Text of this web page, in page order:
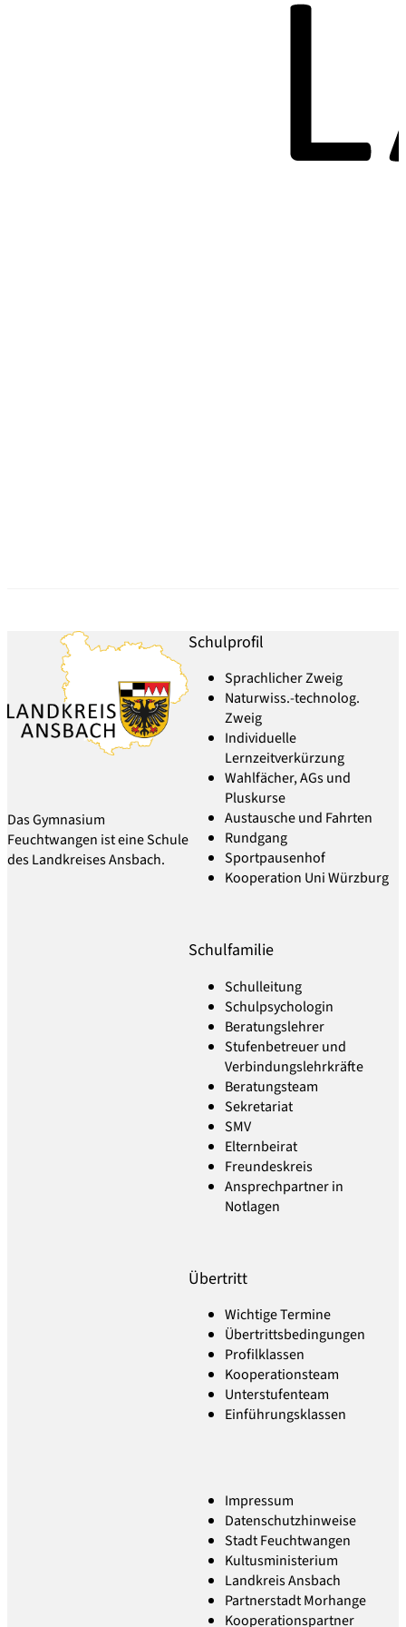
Das Gymnasium
Feuchtwangen ist eine Schule
des Landkreises Ansbach.
Schulprofil
Sprachlicher Zweig
Naturwiss.-technolog.
Zweig
Individuelle
Lernzeitverkürzung
Wahlfächer, AGs und
Pluskurse
Austausche und Fahrten
Rundgang
Sportpausenhof
Kooperation Uni Würzburg
Schulfamilie
Schulleitung
Schulpsychologin
Beratungslehrer
Stufenbetreuer und
Verbindungslehrkräfte
Beratungsteam
Sekretariat
SMV
Elternbeirat
Freundeskreis
Ansprechpartner in
Notlagen
Übertritt
Wichtige Termine
Übertrittsbedingungen
Profilklassen
Kooperationsteam
Unterstufenteam
Einführungsklassen
Impressum
Datenschutzhinweise
Stadt Feuchtwangen
Kultusministerium
Landkreis Ansbach
Partnerstadt Morhange
Kooperationspartner